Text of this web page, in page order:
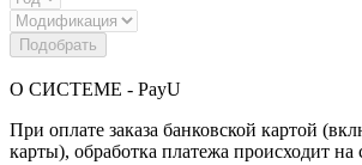
Подобрать
О СИСТЕМЕ - PayU
При оплате заказа банковской картой
карты), обработка платежа происходит на